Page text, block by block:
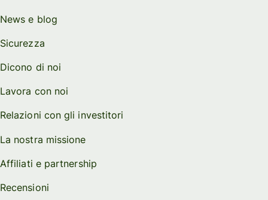
News e blog
Sicurezza
Dicono di noi
Lavora con noi
Relazioni con gli investitori
La nostra missione
Affiliati e partnership
Recensioni